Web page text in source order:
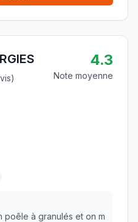
4.3
Note moyenne
poêle à granulés et on m